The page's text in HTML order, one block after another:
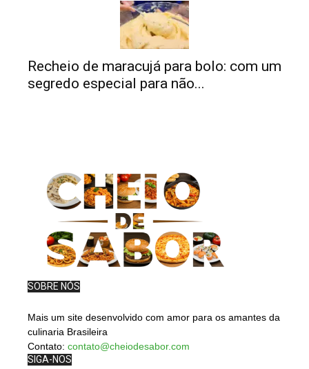
Recheio de maracujá para bolo: com um
segredo especial para não...
SOBRE NÓS
Mais um site desenvolvido com amor para os amantes da
culinaria Brasileira
Contato: contato@cheiodesabor.com
SIGA-NOS